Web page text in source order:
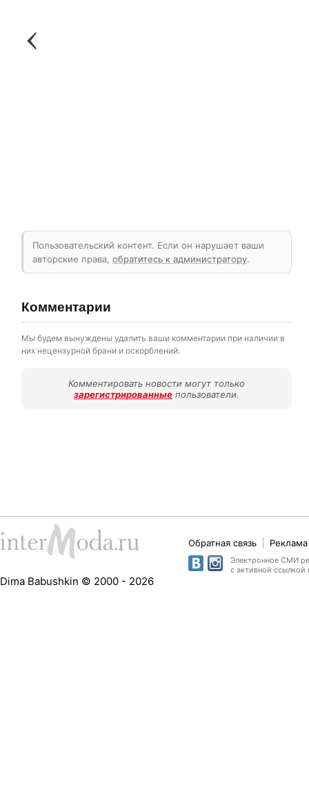
Пользовательский контент. Если он нарушает ваши
авторские права,обратитесь к администратору.
Комментарии
Мы будем вынуждены удалить ваши комментарии при наличии в
них нецензурной брани и оскорблений.
Комментировать новости могут только
зарегистрированные пользователи.
Dima Babushkin © 2000 - 2026
Обратная связь
Электронное СМИ
с активной ссылкой